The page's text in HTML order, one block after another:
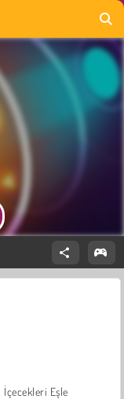
İçecekleri Eşle